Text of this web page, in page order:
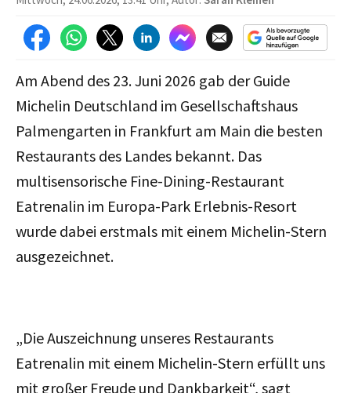
Am Abend des 23. Juni 2026 gab der Guide
Michelin Deutschland im Gesellschaftshaus
Palmengarten in Frankfurt am Main die besten
Restaurants des Landes bekannt. Das
multisensorische Fine-Dining-Restaurant
Eatrenalin im Europa-Park Erlebnis-Resort
wurde dabei erstmals mit einem Michelin-Stern
ausgezeichnet.
„Die Auszeichnung unseres Restaurants
Eatrenalin mit einem Michelin-Stern erfüllt uns
mit großer Freude und Dankbarkeit“, sagt